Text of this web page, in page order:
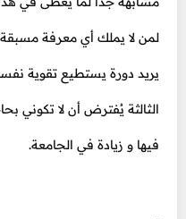
لمن لا يملك أي معرفة
يريد دورة يستطيع تقوية
الثالثة يُفترض أن لا تكوني
فيها و زيادة في الجامعة.